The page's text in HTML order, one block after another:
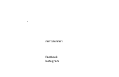
רשתות חברתיות
Facebook
Instagram